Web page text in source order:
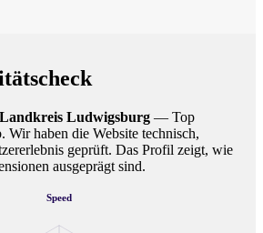
Ludwigsburg — Top
Wir haben die Website technisch,
geprüft. Das Profil zeigt, wie
ausgeprägt sind.
Speed